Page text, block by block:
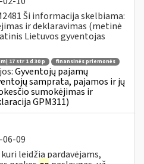
Ši informacija skelbiama:
ir deklaravimas (metinė
Lietuvos gyventojas
17 str 1 d 30 p finansinės priemonės
Gyventojų pajamų
samprata, pajamos ir jų
sumokėjimas ir
GPM311)
06-09
leidžia pardavėjams,